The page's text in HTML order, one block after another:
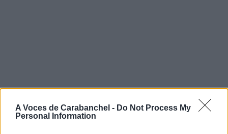
A Voces de Carabanchel - Do Not Process My
Personal Information